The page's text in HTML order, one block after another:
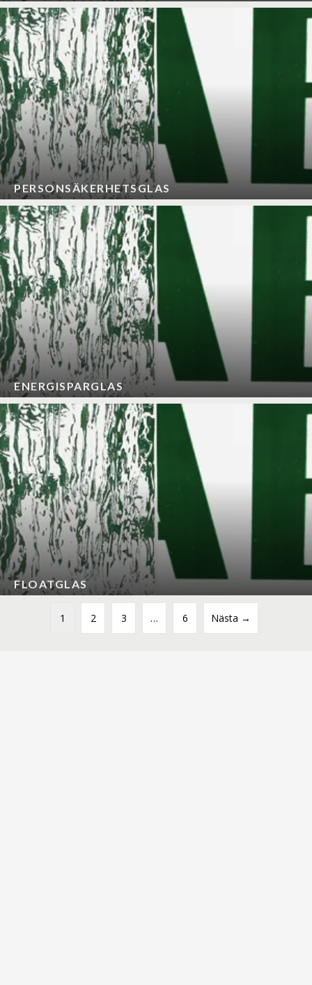
PERSONSÄKERHETSGLAS
ENERGISPARGLAS
FLOATGLAS
1 2 3 … 6 Nästa →